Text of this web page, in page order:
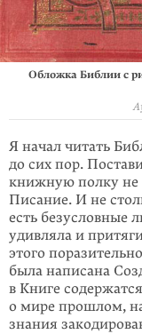
Обложка Библии с
Я начал читать
до сих пор.
книжную полку не
Писание. И не
есть безусловные
удивляла и
этого
была написана
в Книге
о мире прошлом,
знания